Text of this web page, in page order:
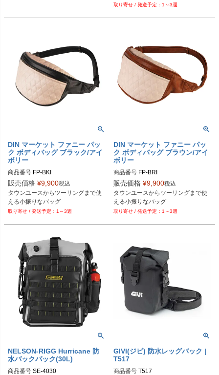
1～3週
DIN マーケット ファニー パッ
ク ボディバッグ ブラック/アイ
ボリー
商品番号 FP-BKI
販売価格 ¥9,900税込
タウンユースからツーリングまで使
える小振りなバッグ
1～3週
DIN マーケット ファニー パッ
ク ボディバッグ ブラウン/アイ
ボリー
商品番号 FP-BRI
販売価格 ¥9,900税込
タウンユースからツーリングまで使
える小振りなバッグ
1～3週
NELSON-RIGG Hurricane 防
水バックパック(30L)
商品番号 SE-4030
GIVI(ジビ) 防水レッグバック |
T517
商品番号 T517